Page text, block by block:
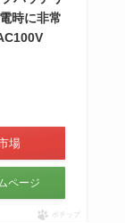
時に非常
場
ページ
ポチップ